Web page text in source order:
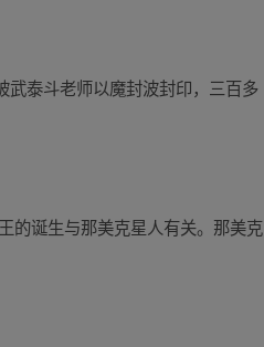
武泰斗老师以魔封波封印，三百多
的诞生与那美克星人有关。那美克